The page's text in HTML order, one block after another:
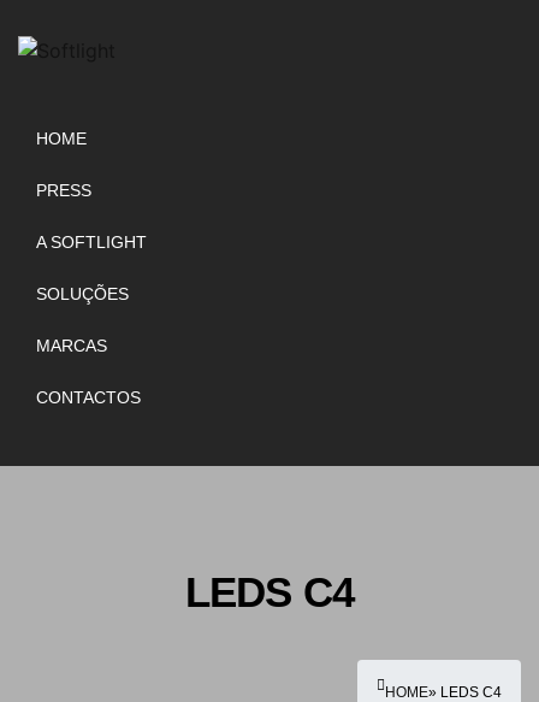
HOME
PRESS
A SOFTLIGHT
SOLUÇÕES
MARCAS
CONTACTOS
LEDS C4
HOME» LEDS C4